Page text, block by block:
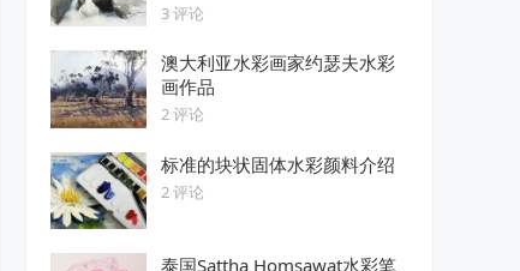
3 评论
澳大利亚水彩画家约瑟夫水彩
画作品
2 评论
标准的块状固体水彩颜料介绍
2 评论
泰国Sattha Homsawat水彩笔